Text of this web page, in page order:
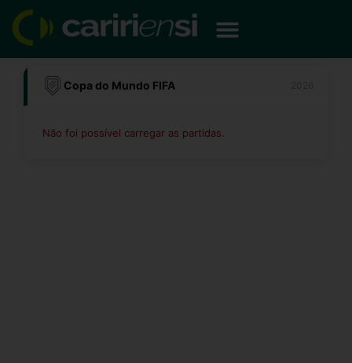
para
conteúdo
Copa do Mundo FIFA
Não foi possível carregar as partidas.